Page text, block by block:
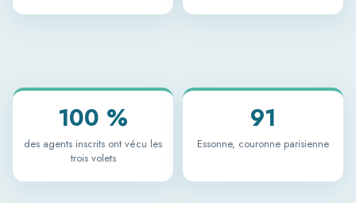
100 %
des agents inscrits ont vécu les
trois volets
91
Essonne, couronne parisienne